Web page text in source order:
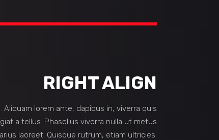
RIGHT ALIGN
Aliquam lorem ante, dapibus in, viverra quis
a tellus. Phasellus viverra nulla ut metus
laoreet. Quisque rutrum, etiam ultricies.